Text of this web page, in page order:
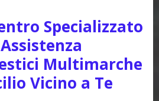
Specializzato
Multimarche
Vicino a Te